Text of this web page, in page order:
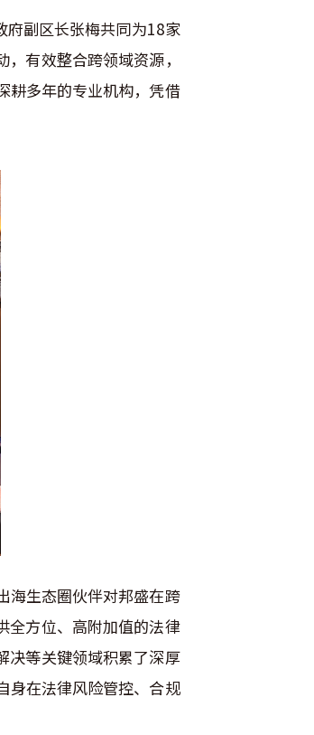
副区长张梅共同为18家
有效整合跨领域资源，
多年的专业机构，凭借
生态圈伙伴对邦盛在跨
全方位、高附加值的法律
决等关键领域积累了深厚
在法律风险管控、合规